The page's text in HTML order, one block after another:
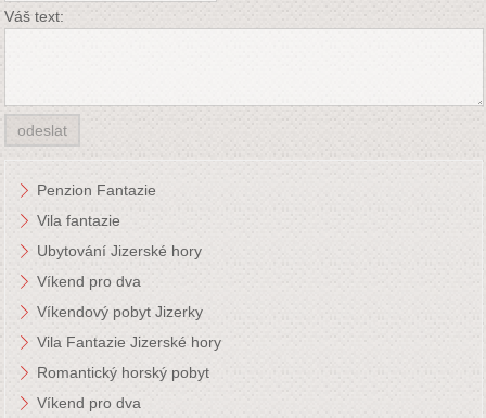
Váš text:
Penzion Fantazie
Vila fantazie
Ubytování Jizerské hory
Víkend pro dva
Víkendový pobyt Jizerky
Vila Fantazie Jizerské hory
Romantický horský pobyt
Víkend pro dva